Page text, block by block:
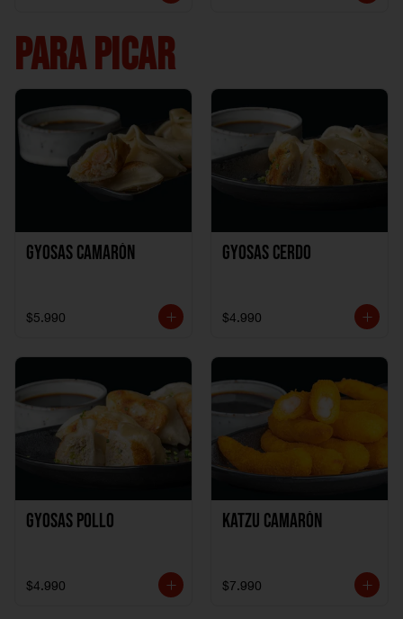
PARA PICAR
Gyosas Camarón
$5.990
Gyosas Cerdo
$4.990
Gyosas Pollo
$4.990
Katzu Camarón
$7.990